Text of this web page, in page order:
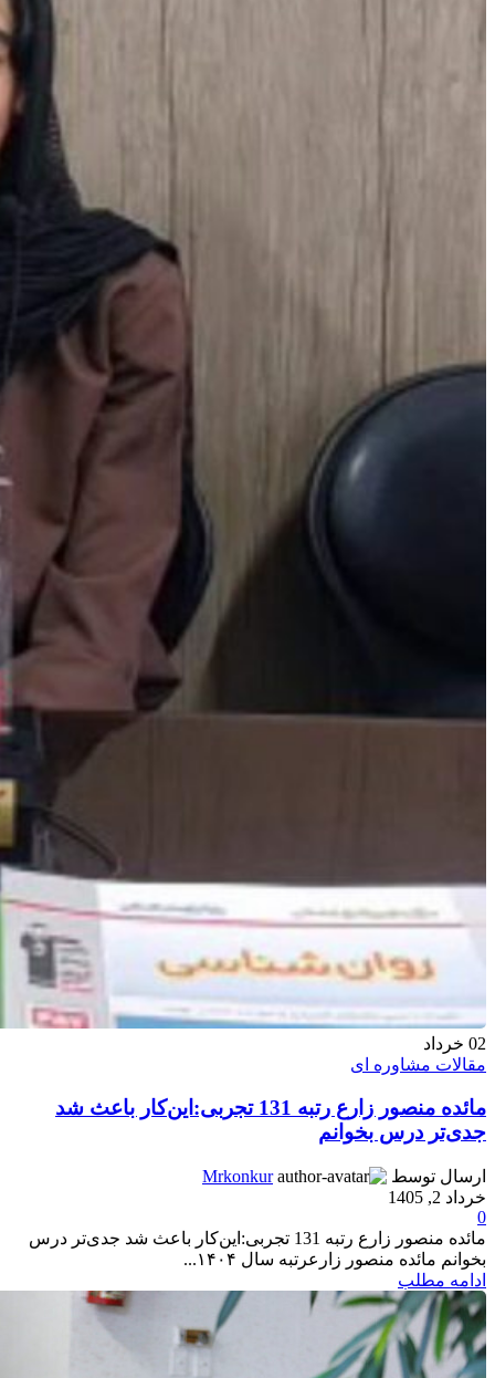
02 خرداد
مقالات مشاوره ای
مائده منصور زارع رتبه 131 تجربی:این‌کار باعث شد
جدی‌تر درس بخوانم
ارسال توسط
Mrkonkur
خرداد 2, 1405
0
مائده منصور زارع رتبه 131 تجربی:این‌کار باعث شد جدی‌تر درس
بخوانم مائده منصور زارعرتبه سال ۱۴۰۴...
ادامه مطلب